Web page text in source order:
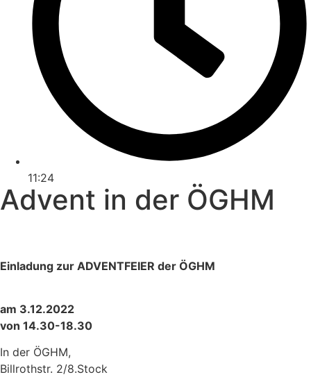
11:24
Advent in der ÖGHM
Einladung zur ADVENTFEIER der ÖGHM
am 3.12.2022
von 14.30-18.30
In der ÖGHM,
Billrothstr. 2/8.Stock